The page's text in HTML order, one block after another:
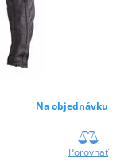
Na objednávku
Porovnať